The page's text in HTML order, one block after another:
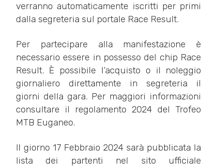
verranno automaticamente iscritti per primi
dalla segreteria sul portale Race Result.
Per partecipare alla manifestazione è
necessario essere in possesso del chip Race
Result. È possibile l’acquisto o il noleggio
giornaliero direttamente in segreteria il
giorni della gara. Per maggiori informazioni
consultare il regolamento 2024 del Trofeo
MTB Euganeo.
Il giorno 17 Febbraio 2024 sarà pubblicata la
lista dei partenti nel sito ufficiale